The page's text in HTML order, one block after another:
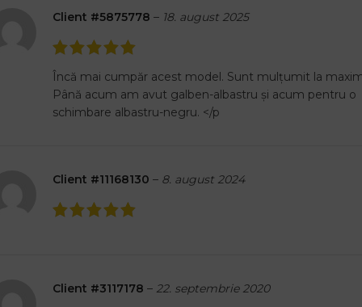
Client #5875778 – 18. august 2025
Încă mai cumpăr acest model. Sunt mulțumit la
Până acum am avut galben-albastru și acum pentru o
schimbare albastru-negru. </p
Client #11168130 – 8. august 2024
Client #3117178 – 22. septembrie 2020